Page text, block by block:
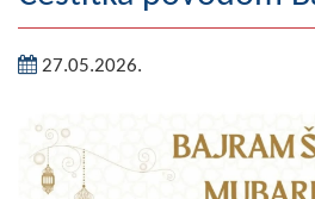
Географија
Занимљивости
27.05.2026.